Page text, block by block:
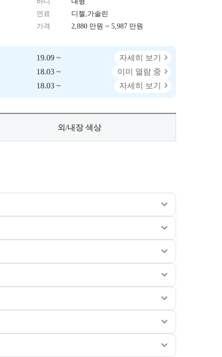
연료
디젤,가솔린
가격 2,880 만원 ~ 5,987 만원
19.09 ~
자세히 보기
18.03 ~
이미 열람 중
18.03 ~ 자세히 보기
외/내장 색상